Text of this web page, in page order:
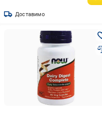
Доставимо